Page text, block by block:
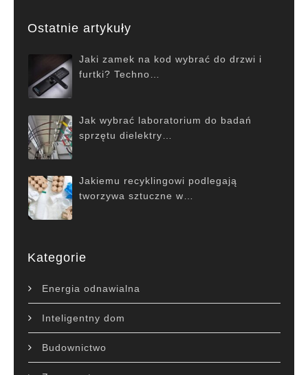
Ostatnie artykuły
Jaki zamek na kod wybrać do drzwi i
furtki? Techno…
Jak wybrać laboratorium do badań
sprzętu dielektry…
Jakiemu recyklingowi podlegają
tworzywa sztuczne w…
Kategorie
Energia odnawialna
Inteligentny dom
Budownictwo